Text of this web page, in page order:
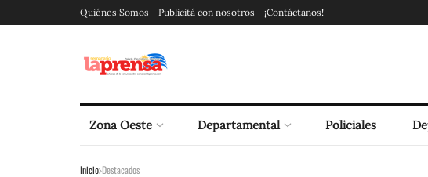
Quiénes Somos Publicitá con nosotros ¡Contáctanos!
Zona Oeste Departamental Policiales
Inicio Destacados